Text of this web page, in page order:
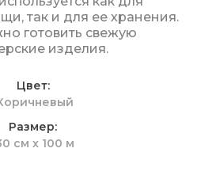
так и для ее хранения.
готовить свежую
изделия.
Цвет
Размер
см х 100 м